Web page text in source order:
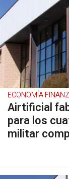
ECONOMÍA
Airtificial
para los
militar